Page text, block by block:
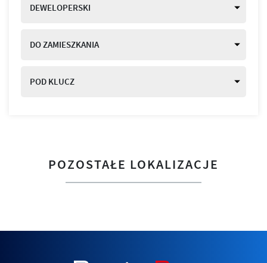
DEWELOPERSKI
DO ZAMIESZKANIA
POD KLUCZ
POZOSTAŁE LOKALIZACJE